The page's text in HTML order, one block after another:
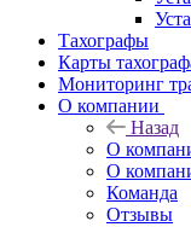
Тахографы
Карты
Мониторинг
О компании
Назад
О
О
Команда
Отзывы